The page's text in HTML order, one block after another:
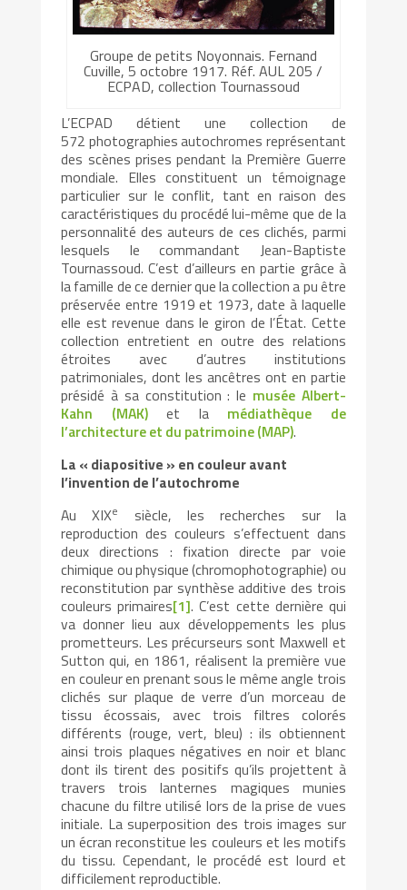
Groupe de petits Noyonnais. Fernand
Cuville, 5 octobre 1917. Réf. AUL 205 /
ECPAD, collection Tournassoud
L’ECPAD détient une collection de
572 photographies autochromes représentant
des scènes prises pendant la Première Guerre
mondiale. Elles constituent un témoignage
particulier sur le conflit, tant en raison des
caractéristiques du procédé lui-même que de la
personnalité des auteurs de ces clichés, parmi
lesquels le commandant Jean-Baptiste
Tournassoud. C’est d’ailleurs en partie grâce à
la famille de ce dernier que la collection a pu être
préservée entre 1919 et 1973, date à laquelle
elle est revenue dans le giron de l’État. Cette
collection entretient en outre des relations
étroites avec d’autres institutions
patrimoniales, dont les ancêtres ont en partie
présidé à sa constitution : le musée Albert-
Kahn (MAK)et la médiathèque de
l’architecture et du patrimoine (MAP).
La « diapositive » en couleur avant
l’invention de l’autochrome
Au XIXe
siècle, les recherches sur la
reproduction des couleurs s’effectuent dans
deux directions : fixation directe par voie
chimique ou physique (chromophotographie) ou
reconstitution par synthèse additive des trois
couleurs primaires[1]. C’est cette dernière qui
va donner lieu aux développements les plus
prometteurs. Les précurseurs sont Maxwell et
Sutton qui, en 1861, réalisent la première vue
en couleur en prenant sous le même angle trois
clichés sur plaque de verre d’un morceau de
tissu écossais, avec trois filtres colorés
différents (rouge, vert, bleu) : ils obtiennent
ainsi trois plaques négatives en noir et blanc
dont ils tirent des positifs qu’ils projettent à
travers trois lanternes magiques munies
chacune du filtre utilisé lors de la prise de vues
initiale. La superposition des trois images sur
un écran reconstitue les couleurs et les motifs
du tissu. Cependant, le procédé est lourd et
difficilement reproductible.